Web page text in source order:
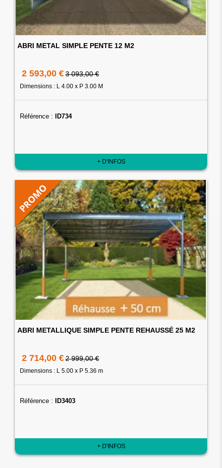
ABRI METAL SIMPLE PENTE 12 M2
2 593,00 €3 093,00 €
Dimensions : L 4.00 x P 3.00 M
Référence : ID734
+ D'INFOS
ABRI METALLIQUE SIMPLE PENTE REHAUSSÉ 25 M2
2 714,00 €2 999,00 €
Dimensions : L 5.00 x P 5.36 m
Référence : ID3403
+ D'INFOS